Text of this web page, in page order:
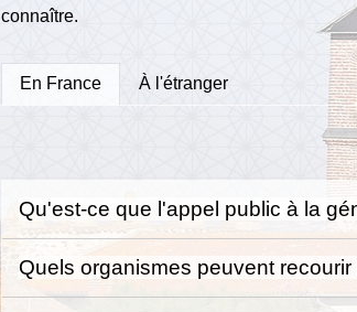
connaître.
En France À l'étranger
Qu'est-ce que l'appel public à la
Quels organismes peuvent